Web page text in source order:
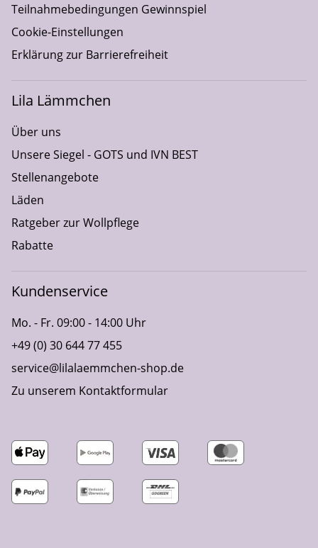
Teilnahmebedingungen Gewinnspiel
Cookie-Einstellungen
Erklärung zur Barrierefreiheit
Lila Lämmchen
Über uns
Unsere Siegel - GOTS und IVN BEST
Stellenangebote
Läden
Ratgeber zur Wollpflege
Rabatte
Kundenservice
Mo. - Fr. 09:00 - 14:00 Uhr
+49 (0) 30 644 77 455
service@lilalaemmchen-shop.de
Zu unserem Kontaktformular